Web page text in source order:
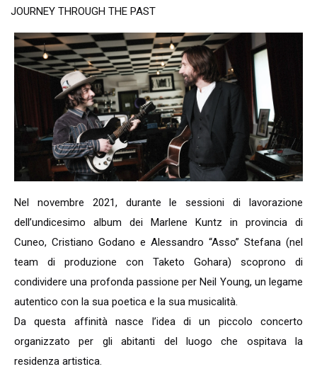
JOURNEY THROUGH THE PAST
Nel novembre 2021, durante le sessioni di lavorazione
dell’undicesimo album dei Marlene Kuntz in provincia di
Cuneo, Cristiano Godano e Alessandro “Asso” Stefana (nel
team di produzione con Taketo Gohara) scoprono di
condividere una profonda passione per Neil Young, un legame
autentico con la sua poetica e la sua musicalità.
Da questa affinità nasce l’idea di un piccolo concerto
organizzato per gli abitanti del luogo che ospitava la
residenza artistica.